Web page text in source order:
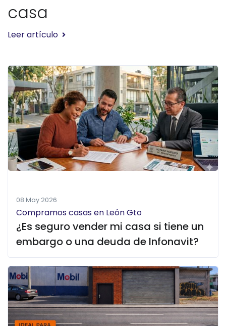
casa
Leer artículo
08 May 2026
Compramos casas en León Gto
¿Es seguro vender mi casa si tiene un
embargo o una deuda de Infonavit?